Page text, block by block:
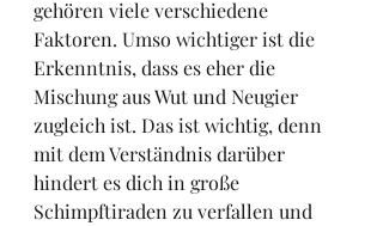
gehören viele verschiedene
Faktoren. Umso wichtiger ist die
Erkenntnis, dass es eher die
Mischung aus Wut und Neugier
zugleich ist. Das ist wichtig, denn
mit dem Verständnis darüber
hindert es dich in große
Schimpftiraden zu verfallen und